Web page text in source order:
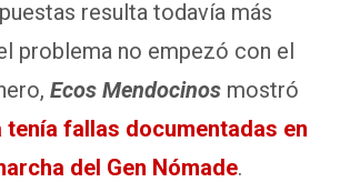
resulta todavía más
problema no empezó con el
Ecos Mendocinos mostró
tenía fallas documentadas en
del Gen Nómade.